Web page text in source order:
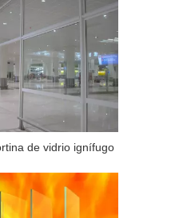
de vidrio ignífugo